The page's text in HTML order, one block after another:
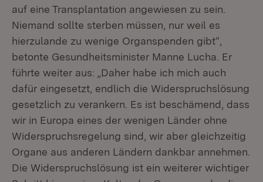
auf eine Transplantation angewiesen zu sein.
Niemand sollte sterben müssen, nur weil es
hierzulande zu wenige Organspenden gibt“,
betonte Gesundheitsminister Manne Lucha. Er
führte weiter aus: „Daher habe ich mich auch
dafür eingesetzt, endlich die Widerspruchslösung
gesetzlich zu verankern. Es ist beschämend, dass
wir in Europa eines der wenigen Länder ohne
Widerspruchsregelung sind, wir aber gleichzeitig
Organe aus anderen Ländern dankbar annehmen.
Die Widerspruchslösung ist ein weiterer wichtiger